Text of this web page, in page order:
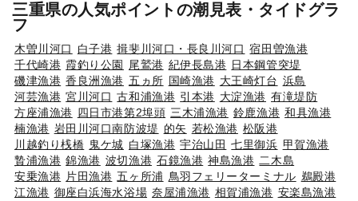
三重県の人気ポイントの潮見表・タイドグラ
フ
木曽川河口 白子港 揖斐川河口・長良川河口 宿田曽漁港
千代崎港 霞釣り公園 尾鷲港 紀伊長島港 日本鋼管突堤
磯津漁港 香良洲漁港 五ヵ所 国崎漁港 大王崎灯台 浜島
河芸漁港 宮川河口 古和浦漁港 引本港 大淀漁港 有滝堤防
方座浦漁港 四日市港第2埠頭 三木浦漁港 鈴鹿漁港 和具漁港
楠漁港 岩田川河口南防波堤 的矢 若松漁港 松阪港
川越釣り桟橋 鬼ケ城 白塚漁港 宇治山田 七里御浜 甲賀漁港
贄浦漁港 錦漁港 波切漁港 石鏡漁港 神島漁港 二木島
安乗漁港 片田漁港 五ヶ所浦 鳥羽フェリーターミナル 鵜殿港
江漁港 御座白浜海水浴場 奈屋浦漁港 相賀浦漁港 安楽島漁港